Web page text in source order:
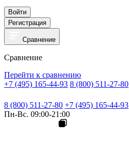
Войти
Регистрация
Сравнение
Сравнение
Перейти к сравнению
+7 (495) 165-44-93 8 (800) 511-27-80
8 (800) 511-27-80 +7 (495) 165-44-93
Пн-Вс. 09:00-21:00